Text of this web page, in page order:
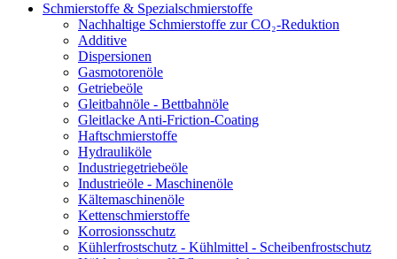
Schmierstoffe & Spezialschmierstoffe
Nachhaltige Schmierstoffe zur CO₂-Reduktion
Additive
Dispersionen
Gasmotorenöle
Getriebeöle
Gleitbahnöle - Bettbahnöle
Gleitlacke Anti-Friction-Coating
Haftschmierstoffe
Hydrauliköle
Industriegetriebeöle
Industrieöle - Maschinenöle
Kältemaschinenöle
Kettenschmierstoffe
Korrosionsschutz
Kühlerfrostschutz - Kühlmittel - Scheibenfrostschutz